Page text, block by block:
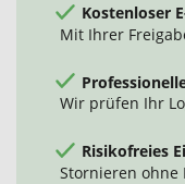
Kostenloser
Mit Ihrer
Wir prüfen Ihr
Risikofreies
Stornieren ohne